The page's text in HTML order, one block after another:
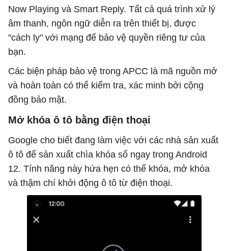
Now Playing và Smart Reply. Tất cả quá trình xử lý
âm thanh, ngôn ngữ diễn ra trên thiết bị, được
"cách ly" với mạng để bảo vệ quyền riêng tư của
bạn.
Các biện pháp bảo vệ trong APCC là mã nguồn mở
và hoàn toàn có thể kiểm tra, xác minh bởi cộng
đồng bảo mật.
Mở khóa ô tô bằng điện thoại
Google cho biết đang làm việc với các nhà sản xuất
ô tô để sản xuất chìa khóa số ngay trong Android
12. Tính năng này hứa hẹn có thể khóa, mở khóa
và thậm chí khởi động ô tô từ điện thoại.